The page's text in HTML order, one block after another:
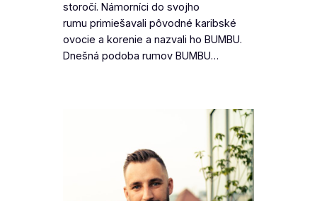
storočí. Námorníci do svojho
rumu primiešavali pôvodné karibské
ovocie a korenie a nazvali ho BUMBU.
Dnešná podoba rumov BUMBU…